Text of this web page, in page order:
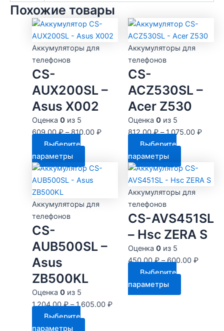
Похожие товары
Аккумуляторы для
телефонов
CS-
AUX200SL –
Asus X002
Оценка 0из 5
609.00₽–810.00 ₽
Выберите
параметры
товар
имеет
вариаций.
выбрать
на
Аккумуляторы для
телефонов
CS-
ACZ530SL –
Acer Z530
Оценка 0из 5
812.00₽–1,075.00 ₽
Выберите
параметры
товар
имеет
несколько
Опции
можно
выбрать
странице
товара.
Аккумуляторы для
телефонов
CS-
AUB500SL –
Asus
ZB500KL
Оценка 0из 5
1,204.00₽–1,605.00 ₽
Выберите
параметры
Аккумуляторы для
телефонов
CS-AVS451SL
– Hsc ZERA S
Оценка 0из 5
450.00₽–600.00 ₽
Выберите
параметры
товар